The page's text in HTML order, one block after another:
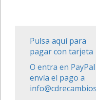
Pulsa aquí para
pagar con tarjeta
O entra en
envía el pago a